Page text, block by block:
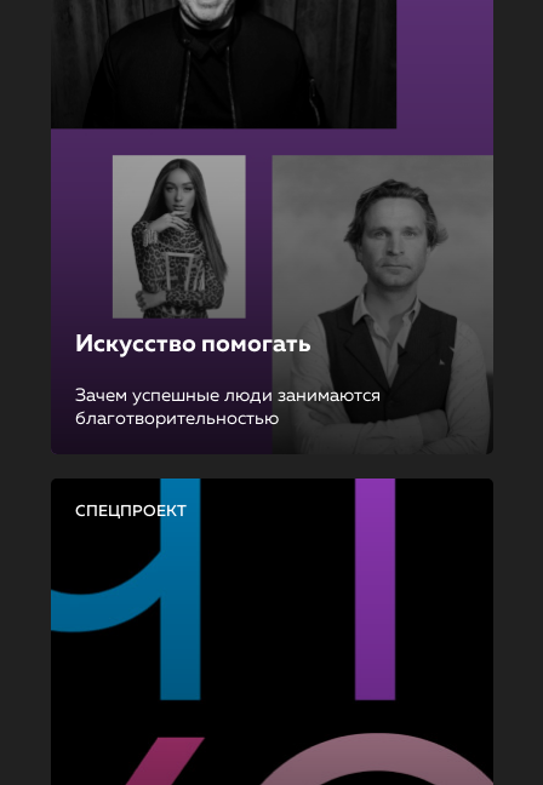
Искусство помогать
Зачем успешные люди занимаются
благотворительностью
СПЕЦПРОЕКТ